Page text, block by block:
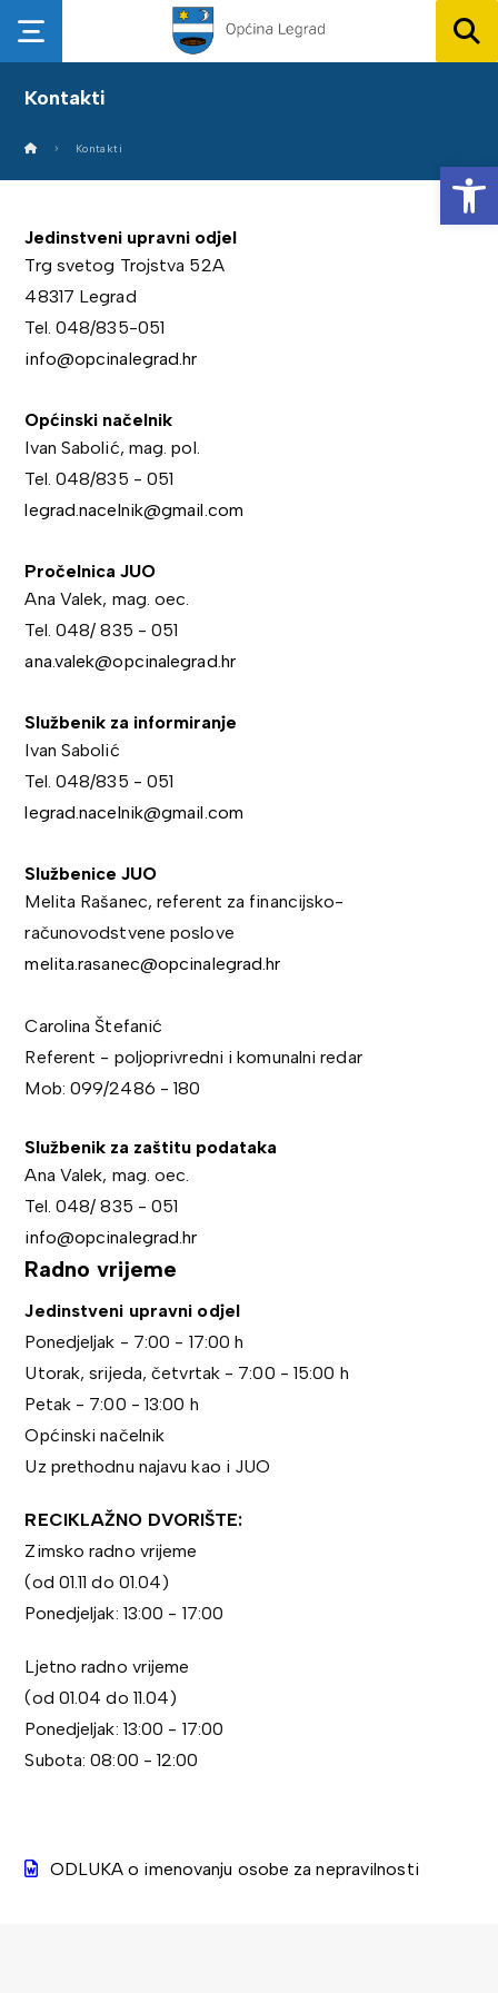
Kontakti
Kontakti
Jedinstveni upravni odjel
Trg svetog Trojstva 52A
48317 Legrad
Tel. 048/835-051
info@opcinalegrad.hr
Općinski načelnik
Ivan Sabolić, mag. pol.
Tel. 048/835 - 051
legrad.nacelnik@gmail.com
Pročelnica JUO
Ana Valek, mag. oec.
Tel. 048/ 835 - 051
ana.valek@opcinalegrad.hr
Službenik za informiranje
Ivan Sabolić
Tel. 048/835 - 051
legrad.nacelnik@gmail.com
Službenice JUO
Melita Rašanec, referent za financijsko-
računovodstvene poslove
melita.rasanec@opcinalegrad.hr
Carolina Štefanić
Referent - poljoprivredni i komunalni redar
Mob: 099/2486 - 180
Službenik za zaštitu podataka
Ana Valek, mag. oec.
Tel. 048/ 835 - 051
info@opcinalegrad.hr
Radno vrijeme
Jedinstveni upravni odjel
Ponedjeljak - 7:00 - 17:00 h
Utorak, srijeda, četvrtak - 7:00 - 15:00 h
Petak - 7:00 - 13:00 h
Općinski načelnik
Uz prethodnu najavu kao i JUO
RECIKLAŽNO DVORIŠTE:
Zimsko radno vrijeme
(od 01.11 do 01.04)
Ponedjeljak: 13:00 - 17:00
Ljetno radno vrijeme
(od 01.04 do 11.04)
Ponedjeljak: 13:00 - 17:00
Subota: 08:00 - 12:00
ODLUKA o imenovanju osobe za nepravilnosti